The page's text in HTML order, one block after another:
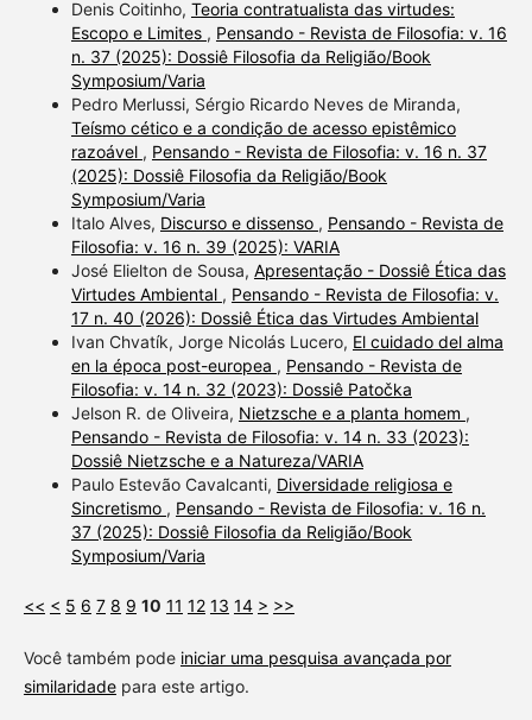
Denis Coitinho, Teoria contratualista das virtudes:
Escopo e Limites , Pensando - Revista de Filosofia: v. 16
n. 37 (2025): Dossiê Filosofia da Religião/Book
Symposium/Varia
Pedro Merlussi, Sérgio Ricardo Neves de Miranda,
Teísmo cético e a condição de acesso epistêmico
razoável , Pensando - Revista de Filosofia: v. 16 n. 37
(2025): Dossiê Filosofia da Religião/Book
Symposium/Varia
Italo Alves, Discurso e dissenso , Pensando - Revista de
Filosofia: v. 16 n. 39 (2025): VARIA
José Elielton de Sousa, Apresentação - Dossiê Ética das
Virtudes Ambiental , Pensando - Revista de Filosofia: v.
17 n. 40 (2026): Dossiê Ética das Virtudes Ambiental
Ivan Chvatík, Jorge Nicolás Lucero, El cuidado del alma
en la época post-europea , Pensando - Revista de
Filosofia: v. 14 n. 32 (2023): Dossiê Patočka
Jelson R. de Oliveira, Nietzsche e a planta homem ,
Pensando - Revista de Filosofia: v. 14 n. 33 (2023):
Dossiê Nietzsche e a Natureza/VARIA
Paulo Estevão Cavalcanti, Diversidade religiosa e
Sincretismo , Pensando - Revista de Filosofia: v. 16 n.
37 (2025): Dossiê Filosofia da Religião/Book
Symposium/Varia
<< < 5 6 7 8 9 10 11 12 13 14 > >>
Você também pode iniciar uma pesquisa avançada por
similaridadepara este artigo.